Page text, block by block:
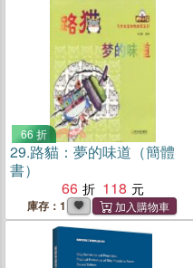
66 折
29.路貓：夢的味道（簡體
書）
66
118
庫存：1